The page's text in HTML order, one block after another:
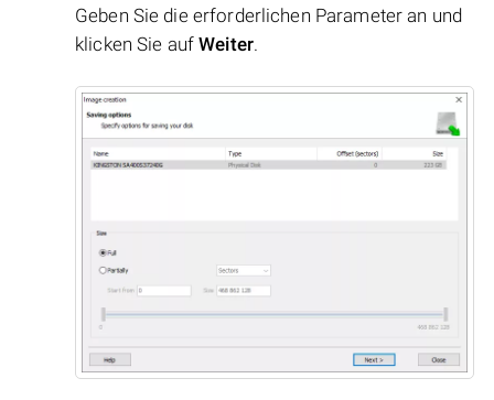
Geben Sie die erforderlichen Parameter an und
klicken Sie aufWeiter.